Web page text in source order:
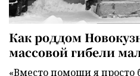
Как роддом
массовой гибели
«Вместо помощи я просто